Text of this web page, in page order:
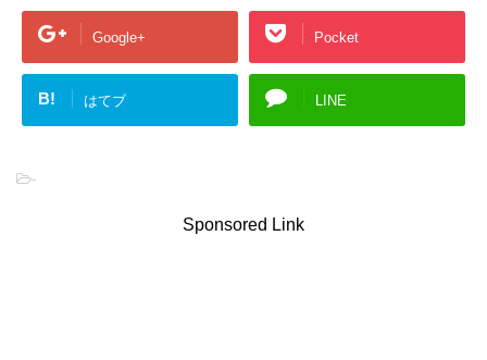
Google+ Pocket
B! はてブ LINE
-
Sponsored Link